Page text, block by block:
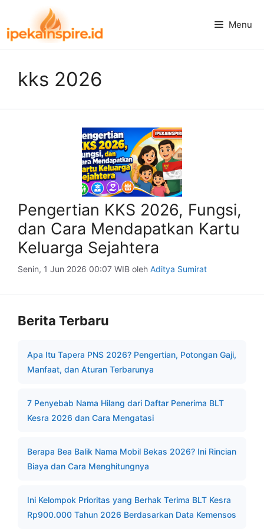
isi
Menu
kks 2026
Pengertian KKS 2026, Fungsi,
dan Cara Mendapatkan Kartu
Keluarga Sejahtera
Senin, 1 Jun 2026 00:07 WIB oleh Aditya Sumirat
Berita Terbaru
Apa Itu Tapera PNS 2026? Pengertian, Potongan Gaji,
Manfaat, dan Aturan Terbarunya
7 Penyebab Nama Hilang dari Daftar Penerima BLT
Kesra 2026 dan Cara Mengatasi
Berapa Bea Balik Nama Mobil Bekas 2026? Ini Rincian
Biaya dan Cara Menghitungnya
Ini Kelompok Prioritas yang Berhak Terima BLT Kesra
Rp900.000 Tahun 2026 Berdasarkan Data Kemensos